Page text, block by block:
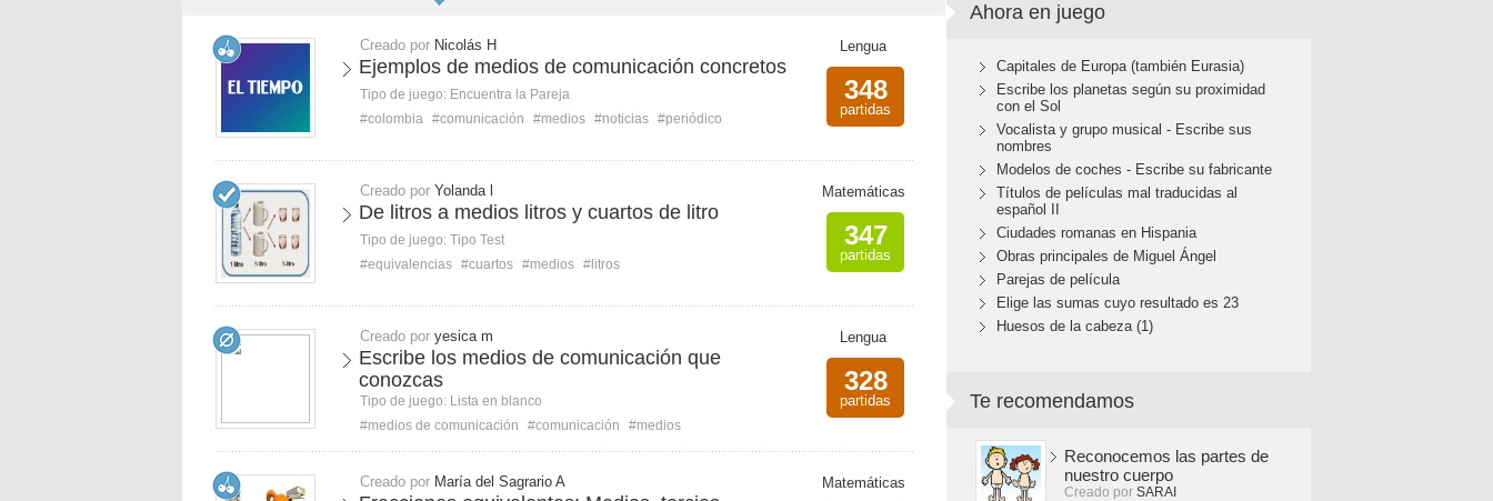
Creado por Nicolás H
Ejemplos de medios de comunicación concretos
Tipo de juego: Encuentra la Pareja
#colombia #comunicación #medios #noticias #periódico
Lengua
348
partidas
Creado por Yolanda l
De litros a medios litros y cuartos de litro
Tipo de juego: Tipo Test
#equivalencias #cuartos #medios #litros
Matemáticas
347
partidas
Creado por yesica m
Escribe los medios de comunicación que
conozcas
Tipo de juego: Lista en blanco
#medios de comunicación
#comunicación #medios
Lengua
328
partidas
Creado por María del Sagrario A Matemáticas
Ahora en juego
Capitales de Europa (también Eurasia)
Escribe los planetas según su proximidad
con el Sol
Vocalista y grupo musical - Escribe sus
nombres
Modelos de coches - Escribe su fabricante
Títulos de películas mal traducidas al
español II
Ciudades romanas en Hispania
Obras principales de Miguel Ángel
Parejas de película
Elige las sumas cuyo resultado es 23
Huesos de la cabeza (1)
Te recomendamos
Reconocemos las partes de
nuestro cuerpo
Creado por SARAI